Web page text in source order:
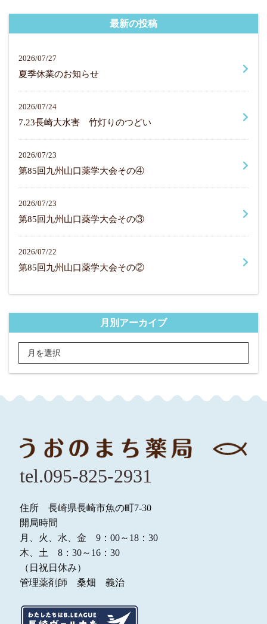
最新の投稿
2026/07/27
夏季休業のお知らせ
2026/07/24
7.23長崎大水害 竹灯りのつどい
2026/07/23
第85回九州山口薬学大会その④
2026/07/23
第85回九州山口薬学大会その③
2026/07/22
第85回九州山口薬学大会その②
月別アーカイブ
tel.095-825-2931
住所 長崎県長崎市魚の町7-30
開局時間
月、火、水、金 9：00～18：30
木、土 8：30～16：30
（日祝日休み）
管理薬剤師 桑畑 義治